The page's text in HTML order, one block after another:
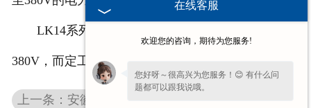
安徽触头总成
LK14系列
380V，而定工作电流2.6V，约定发热电流10A。
上一条：安徽变频制动电阻柜
在线客服
欢迎您的咨询，期待为您服务!
您好呀～很高兴为您服务！😊 有什么问
题都可以跟我说哦。